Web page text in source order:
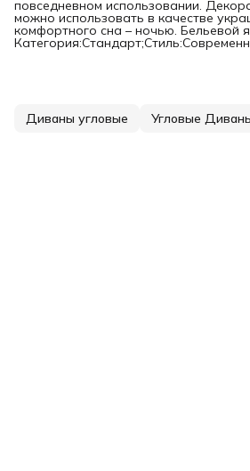
повседневном использовании.
можно использовать в качестве
комфортного сна – ночью. Бельевой
Диваны угловые Угловые